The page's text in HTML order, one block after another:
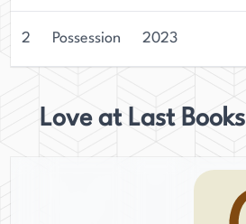
2 Possession 2023
Love at Last Books